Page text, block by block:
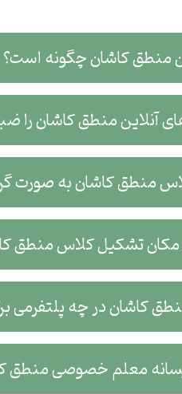
منطق کاشان چگونه است؟
آنلاین منطق کاشان را
منطق کاشان به صورت
و مکان تشکیل کلاس منطق
کاشان در چه پلتفرمی
معلم خصوصی منطق